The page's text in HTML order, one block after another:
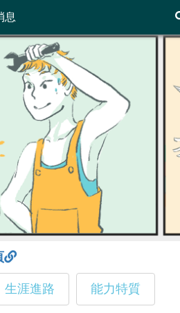
息
生涯進路 能力特質